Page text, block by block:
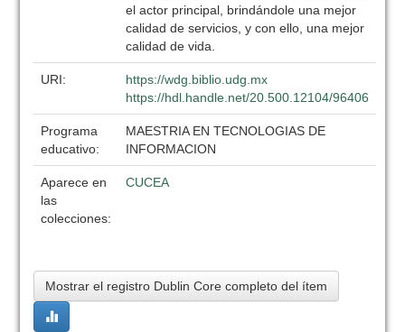
el actor principal, brindándole una mejor
calidad de servicios, y con ello, una mejor
calidad de vida.
URI:
https://wdg.biblio.udg.mx
https://hdl.handle.net/20.500.12104/96406
Programa
educativo:
MAESTRIA EN TECNOLOGIAS DE
INFORMACION
Aparece en
las
colecciones:
CUCEA
Mostrar el registro Dublin Core completo del ítem